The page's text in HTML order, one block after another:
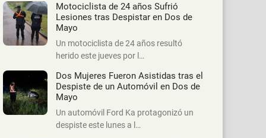
Motociclista de 24 años Sufrió
Lesiones tras Despistar en Dos de
Mayo
Un motociclista de 24 años resultó
herido este jueves por l…
Dos Mujeres Fueron Asistidas tras el
Despiste de un Automóvil en Dos de
Mayo
Un automóvil Ford Ka protagonizó un
despiste este lunes a l…